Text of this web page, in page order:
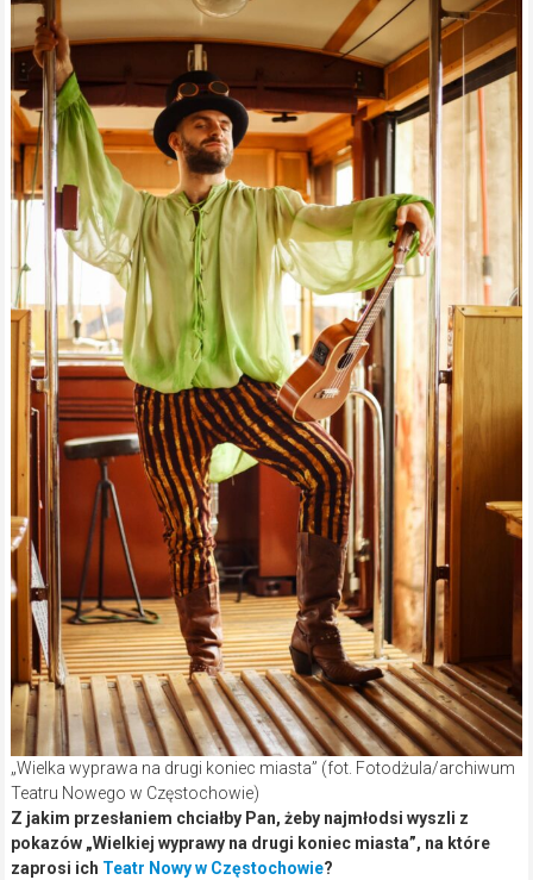
„Wielka wyprawa na drugi koniec miasta” (fot. Fotodżula/archiwum
Teatru Nowego w Częstochowie)
Z jakim przesłaniem chciałby Pan, żeby najmłodsi wyszli z
pokazów „Wielkiej wyprawy na drugi koniec miasta”, na które
zaprosi ich Teatr Nowy w Częstochowie?